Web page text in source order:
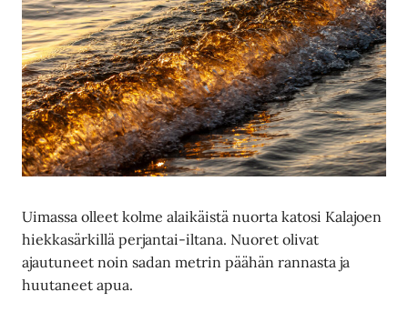
Uimassa olleet kolme alaikäistä nuorta katosi Kalajoen
hiekkasärkillä perjantai-iltana. Nuoret olivat
ajautuneet noin sadan metrin päähän rannasta ja
huutaneet apua.